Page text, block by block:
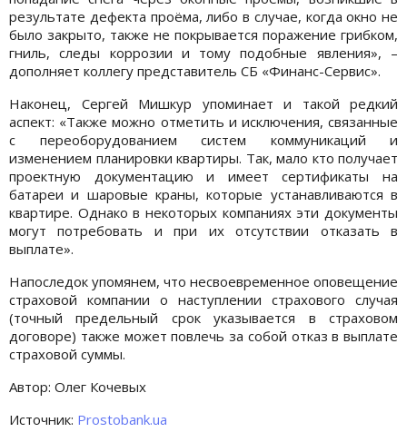
результате дефекта проёма, либо в случае, когда окно не
было закрыто, также не покрывается поражение грибком,
гниль, следы коррозии и тому подобные явления», –
дополняет коллегу представитель СБ «Финанс-Сервис».
Наконец, Сергей Мишкур упоминает и такой редкий
аспект: «Также можно отметить и исключения, связанные
с переоборудованием систем коммуникаций и
изменением планировки квартиры. Так, мало кто получает
проектную документацию и имеет сертификаты на
батареи и шаровые краны, которые устанавливаются в
квартире. Однако в некоторых компаниях эти документы
могут потребовать и при их отсутствии отказать в
выплате».
Напоследок упомянем, что несвоевременное оповещение
страховой компании о наступлении страхового случая
(точный предельный срок указывается в страховом
договоре) также может повлечь за собой отказ в выплате
страховой суммы.
Автор: Олег Кочевых
Источник: Prostobank.ua